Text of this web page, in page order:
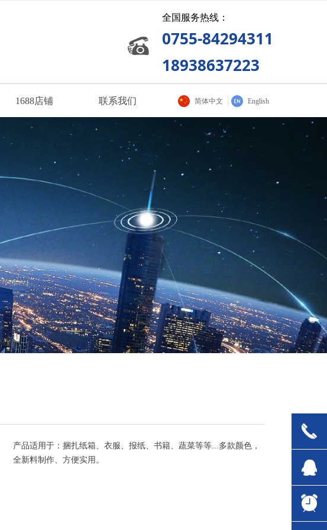
1688店铺 联系我们 简体中文 English
全国服务热线：
0755-84294311
18938637223
产品适用于：捆扎纸箱、衣服、报纸、书籍、蔬菜等等...多款颜色，
全新料制作、方便实用。
끅
뀩
뀥